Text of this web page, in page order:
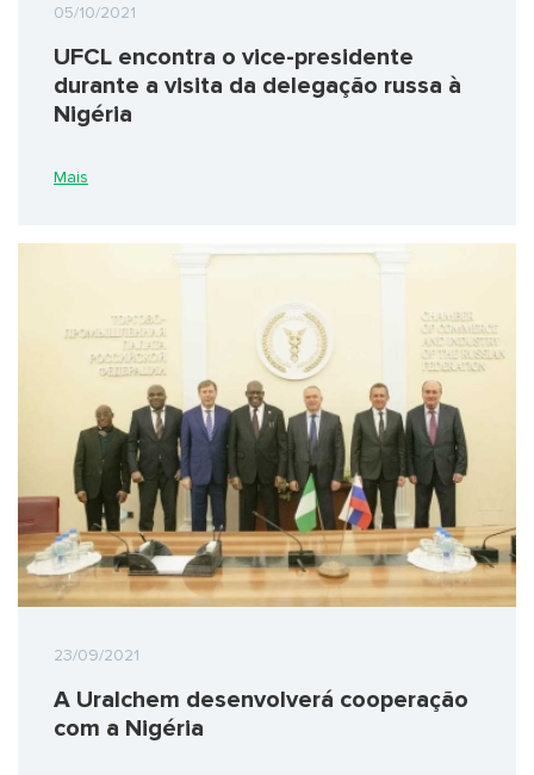
05/10/2021
UFCL encontra o vice-presidente
durante a visita da delegação russa à
Nigéria
Mais
23/09/2021
A Uralchem desenvolverá cooperação
com a Nigéria